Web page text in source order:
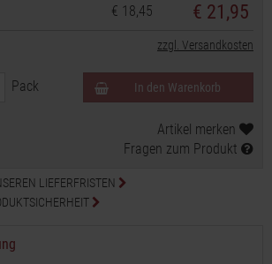
€ 18,45 € 21,95
zzgl. Versandkosten
Pack In den Warenkorb
Artikel merken
Fragen zum Produkt
LIEFERFRISTEN